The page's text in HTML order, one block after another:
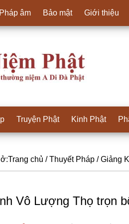
Pháp âm Bảo mật Giới thiệu
Truyện Phật Kinh Phật
Trang chủ / Thuyết Pháp /Giảng
Vô Lượng Thọ trọn